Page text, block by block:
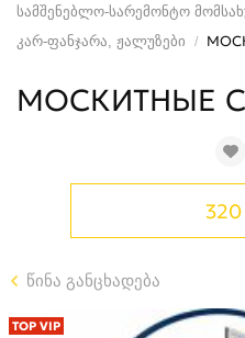
სამშენებლო-სარემონტო
კარ-ფანჯარა, ჟალუზები
МОСКИТНЫЕ
წინა განცხადება
TOP VIP